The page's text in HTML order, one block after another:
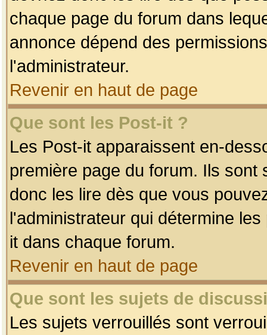
chaque page du forum dans
annonce dépend des
l'administrateur.
Revenir en haut de page
Que sont les Post-it ?
Les Post-it apparaissent en-
première page du forum. Ils
donc les lire dès que vous
l'administrateur qui détermine
it dans chaque forum.
Revenir en haut de page
Que sont les sujets de
Les sujets verrouillés sont